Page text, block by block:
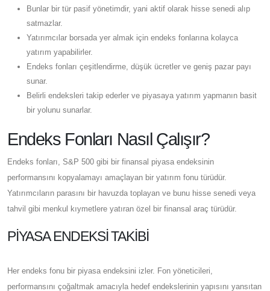
Bunlar bir tür pasif yönetimdir, yani aktif olarak hisse senedi alıp
satmazlar.
Yatırımcılar borsada yer almak için endeks fonlarına kolayca
yatırım yapabilirler.
Endeks fonları çeşitlendirme, düşük ücretler ve geniş pazar payı
sunar.
Belirli endeksleri takip ederler ve piyasaya yatırım yapmanın basit
bir yolunu sunarlar.
Endeks Fonları Nasıl Çalışır?
Endeks fonları, S&P 500 gibi bir finansal piyasa endeksinin
performansını kopyalamayı amaçlayan bir yatırım fonu türüdür.
Yatırımcıların parasını bir havuzda toplayan ve bunu hisse senedi veya
tahvil gibi menkul kıymetlere yatıran özel bir finansal araç türüdür.
PIYASA ENDEKSI TAKIBI
Her endeks fonu bir piyasa endeksini izler. Fon yöneticileri,
performansını çoğaltmak amacıyla hedef endekslerinin yapısını yansıtan